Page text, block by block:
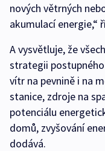
nových větrných
akumulací energie,“
A vysvětluje, že
strategii
vítr na pevnině i na
stanice, zdroje na
potenciálu
domů, zvyšování
dodává.